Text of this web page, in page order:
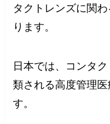
タクトレンズに関
ります。
日本では、コンタ
類される高度管理
す。